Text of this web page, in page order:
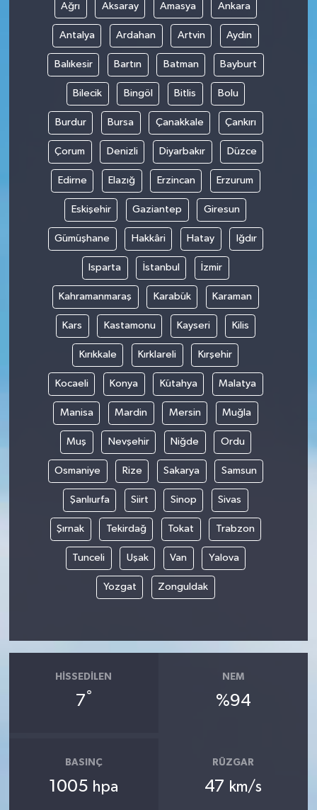
Ağrı Aksaray Amasya Ankara
Antalya Ardahan Artvin Aydın
Balıkesir Bartın Batman Bayburt
Bilecik Bingöl Bitlis Bolu
Burdur Bursa Çanakkale Çankırı
Çorum Denizli Diyarbakır Düzce
Edirne Elazığ Erzincan Erzurum
Eskişehir Gaziantep Giresun
Gümüşhane Hakkâri Hatay Iğdır
Isparta İstanbul İzmir
Kahramanmaraş Karabük Karaman
Kars Kastamonu Kayseri Kilis
Kırıkkale Kırklareli Kırşehir
Kocaeli Konya Kütahya Malatya
Manisa Mardin Mersin Muğla
Muş Nevşehir Niğde Ordu
Osmaniye Rize Sakarya Samsun
Şanlıurfa Siirt Sinop Sivas
Şırnak Tekirdağ Tokat Trabzon
Tunceli Uşak Van Yalova
Yozgat Zonguldak
HISSEDILEN
7°
NEM
%94
BASINÇ
1005 hpa
RÜZGAR
47 km/s